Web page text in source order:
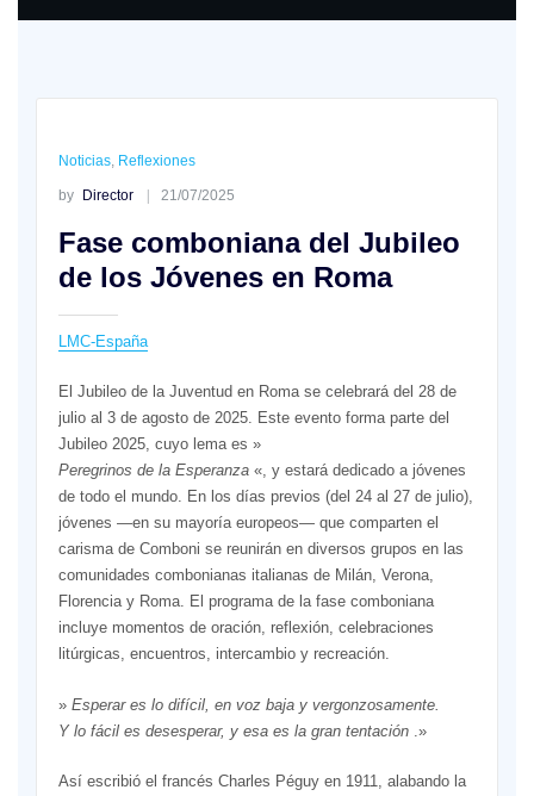
Noticias, Reflexiones
by Director 21/07/2025
Fase comboniana del Jubileo
de los Jóvenes en Roma
LMC-España
El Jubileo de la Juventud en Roma se celebrará del 28 de
julio al 3 de agosto de 2025. Este evento forma parte del
Jubileo 2025, cuyo lema es »
Peregrinos de la Esperanza«, y estará dedicado a jóvenes
de todo el mundo. En los días previos (del 24 al 27 de julio),
jóvenes —en su mayoría europeos— que comparten el
carisma de Comboni se reunirán en diversos grupos en las
comunidades combonianas italianas de Milán, Verona,
Florencia y Roma. El programa de la fase comboniana
incluye momentos de oración, reflexión, celebraciones
litúrgicas, encuentros, intercambio y recreación.
» Esperar es lo difícil, en voz baja y vergonzosamente.
Y lo fácil es desesperar, y esa es la gran tentación.»
Así escribió el francés Charles Péguy en 1911, alabando la